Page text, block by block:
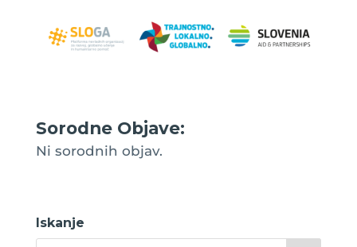
Sorodne Objave:
Ni sorodnih objav.
Iskanje